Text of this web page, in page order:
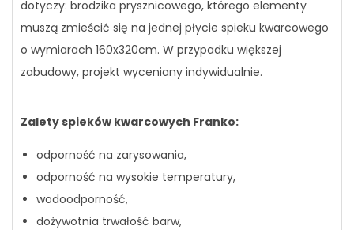
dotyczy: brodzika prysznicowego, którego elementy
muszą zmieścić się na jednej płycie spieku kwarcowego
o wymiarach 160x320cm. W przypadku większej
zabudowy, projekt wyceniany indywidualnie.
Zalety spieków kwarcowych Franko:
odporność na zarysowania,
odporność na wysokie temperatury,
wodoodporność,
dożywotnia trwałość barw,